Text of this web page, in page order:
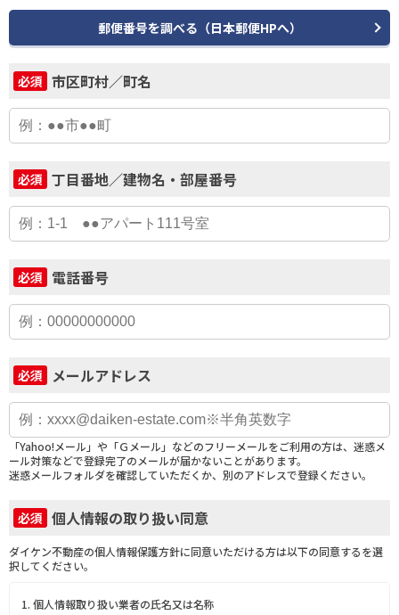
郵便番号を調べる（日本郵便HPへ）
必須 市区町村／町名
必須 丁目番地／建物名・部屋番号
必須 電話番号
必須 メールアドレス
「Yahoo!メール」や「Ｇメール」などのフリーメールをご利用の方は、迷惑メ
ール対策などで登録完了のメールが届かないことがあります。
迷惑メールフォルダを確認していただくか、別のアドレスで登録ください。
必須 個人情報の取り扱い同意
ダイケン不動産の個人情報保護方針に同意いただける方は以下の同意するを選
択してください。
1. 個人情報取り扱い業者の氏名又は名称